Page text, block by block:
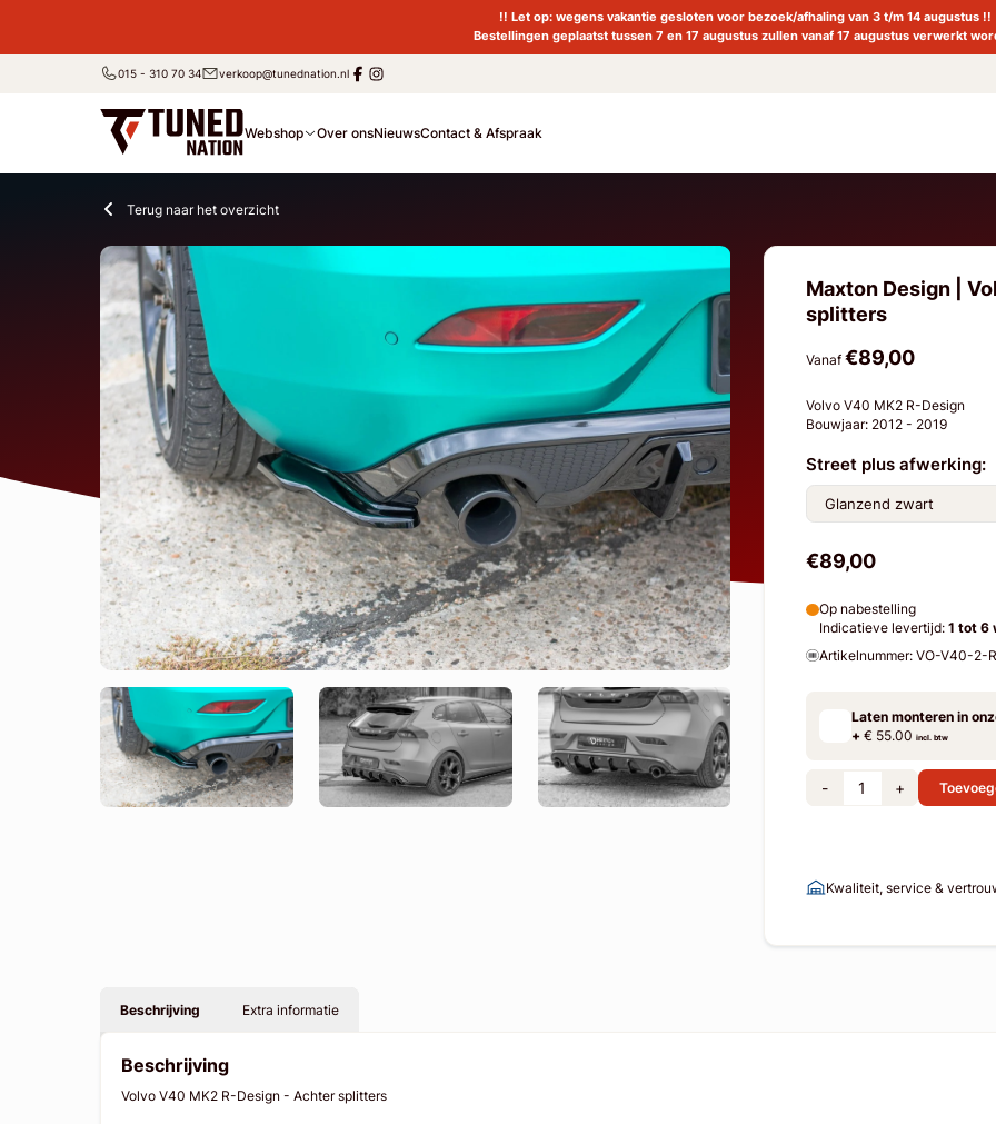
!! Let op: wegens vakantie gesloten voor bezoek/afhaling van 3 t/m 14 augustus !!
Bestellingen geplaatst tussen 7 en 17 augustus zullen vanaf 17 augustus verwerkt
015 - 310 70 34 verkoop@tunednation.nl
Webshop Over onsNieuwsContact & Afspraak
Terug naar het overzicht
Maxton Design |
splitters
Vanaf €89,00
Volvo V40 MK2 R-Design
Bouwjaar: 2012 - 2019
Street plus afwerking:
€89,00
Op nabestelling
Indicatieve levertijd: 1 tot 6
Artikelnummer: VO-V40-2-
Laten monteren in
+€ 55.00 incl. btw
- +
Kwaliteit, service &
Beschrijving Extra informatie
Beschrijving
Volvo V40 MK2 R-Design - Achter splitters